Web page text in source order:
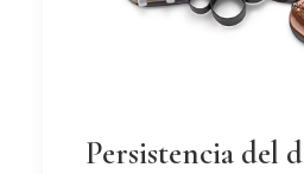
Persistencia del